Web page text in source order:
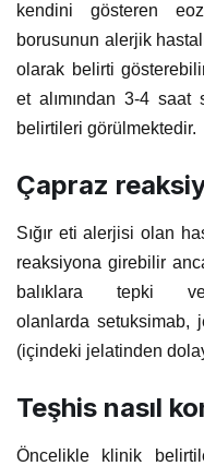
kendini gösteren
borusunun alerjik
olarak belirti
et alımından 3-4 saat
belirtileri görülmektedir.
Çapraz
Sığır eti alerjisi olan
reaksiyona girebilir
balıklara tepki
olanlarda setuksimab,
(içindeki jelatinden
Teşhis nasıl
Öncelikle klinik